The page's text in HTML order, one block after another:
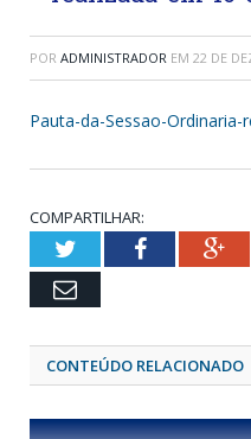
POR ADMINISTRADOR EM 22 DE
Pauta-da-Sessao-Ordinaria-
COMPARTILHAR:
TwitterFacebook
Email
CONTEÚDO RELACIONADO